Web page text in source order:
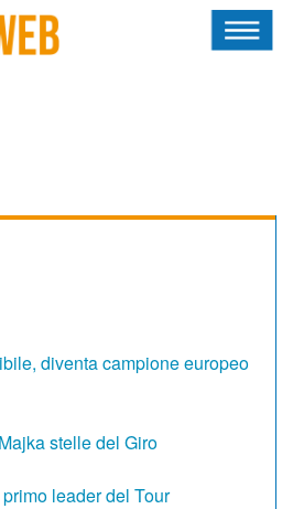
diventa campione europeo
stelle del Giro
leader del Tour